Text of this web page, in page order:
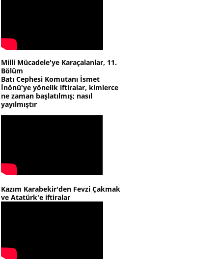
Milli Mücadele'ye Karaçalanlar, 11.
Bölüm
Batı Cephesi Komutanı İsmet
İnönü'ye yönelik iftiralar, kimlerce
ne zaman başlatılmış; nasıl
yayılmıştır
Kazım Karabekir'den Fevzi Çakmak
ve Atatürk'e iftiralar